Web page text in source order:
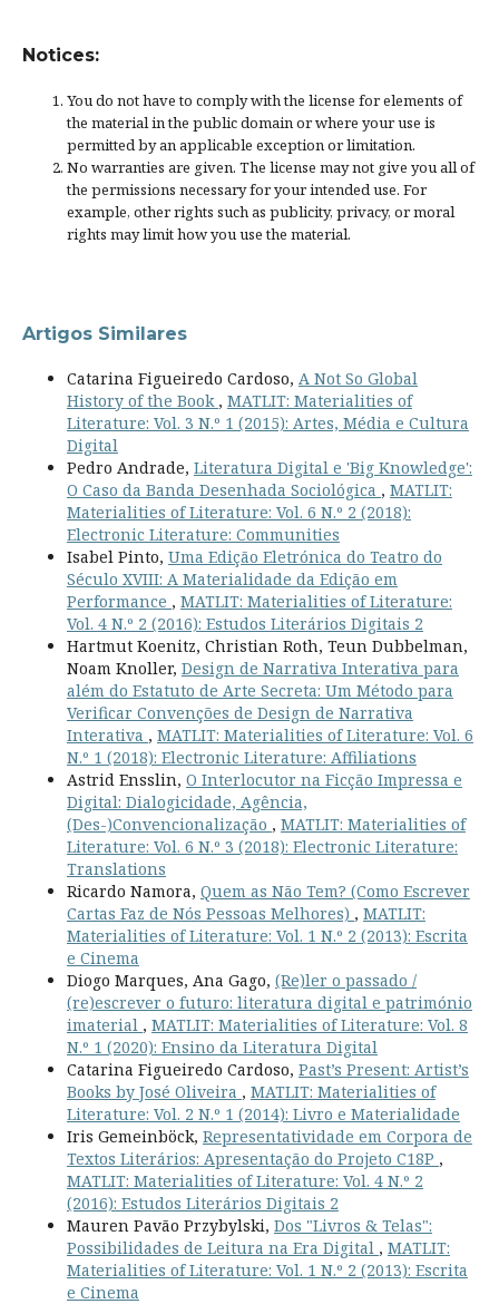
Notices:
You do not have to comply with the license for elements of
the material in the public domain or where your use is
permitted by an applicable exception or limitation.
No warranties are given. The license may not give you all of
the permissions necessary for your intended use. For
example, other rights such as publicity, privacy, or moral
rights may limit how you use the material.
Artigos Similares
Catarina Figueiredo Cardoso, A Not So Global
History of the Book , MATLIT: Materialities of
Literature: Vol. 3 N.º 1 (2015): Artes, Média e Cultura
Digital
Pedro Andrade, Literatura Digital e 'Big Knowledge':
O Caso da Banda Desenhada Sociológica , MATLIT:
Materialities of Literature: Vol. 6 N.º 2 (2018):
Electronic Literature: Communities
Isabel Pinto, Uma Edição Eletrónica do Teatro do
Século XVIII: A Materialidade da Edição em
Performance , MATLIT: Materialities of Literature:
Vol. 4 N.º 2 (2016): Estudos Literários Digitais 2
Hartmut Koenitz, Christian Roth, Teun Dubbelman,
Noam Knoller, Design de Narrativa Interativa para
além do Estatuto de Arte Secreta: Um Método para
Verificar Convenções de Design de Narrativa
Interativa , MATLIT: Materialities of Literature: Vol. 6
N.º 1 (2018): Electronic Literature: Affiliations
Astrid Ensslin, O Interlocutor na Ficção Impressa e
Digital: Dialogicidade, Agência,
(Des-)Convencionalização , MATLIT: Materialities of
Literature: Vol. 6 N.º 3 (2018): Electronic Literature:
Translations
Ricardo Namora, Quem as Não Tem? (Como Escrever
Cartas Faz de Nós Pessoas Melhores) , MATLIT:
Materialities of Literature: Vol. 1 N.º 2 (2013): Escrita
e Cinema
Diogo Marques, Ana Gago, (Re)ler o passado /
(re)escrever o futuro: literatura digital e património
imaterial , MATLIT: Materialities of Literature: Vol. 8
N.º 1 (2020): Ensino da Literatura Digital
Catarina Figueiredo Cardoso, Past’s Present: Artist’s
Books by José Oliveira , MATLIT: Materialities of
Literature: Vol. 2 N.º 1 (2014): Livro e Materialidade
Iris Gemeinböck, Representatividade em Corpora de
Textos Literários: Apresentação do Projeto C18P ,
MATLIT: Materialities of Literature: Vol. 4 N.º 2
(2016): Estudos Literários Digitais 2
Mauren Pavão Przybylski, Dos "Livros & Telas":
Possibilidades de Leitura na Era Digital , MATLIT:
Materialities of Literature: Vol. 1 N.º 2 (2013): Escrita
e Cinema